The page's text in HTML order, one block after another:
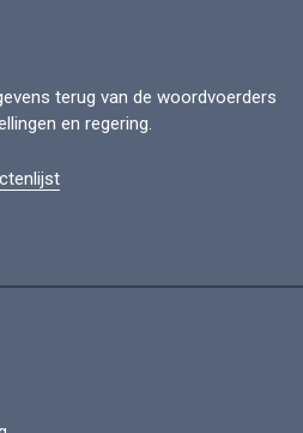
terug van de woordvoerders
en regering.